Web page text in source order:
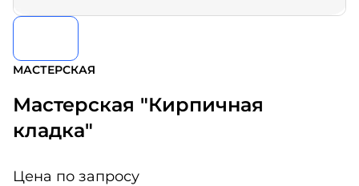
МАСТЕРСКАЯ
Мастерская "Кирпичная
кладка"
Цена по запросу